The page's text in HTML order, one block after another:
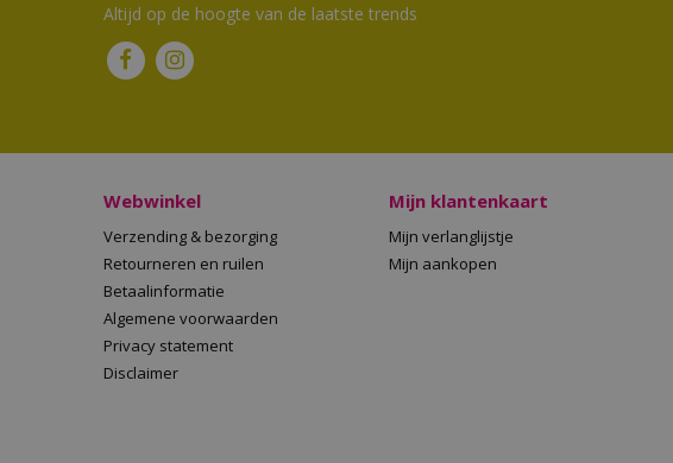
Altijd op de hoogte van de laatste trends
Webwinkel
Verzending & bezorging
Retourneren en ruilen
Betaalinformatie
Algemene voorwaarden
Privacy statement
Disclaimer
Mijn klantenkaart
Mijn verlanglijstje
Mijn aankopen